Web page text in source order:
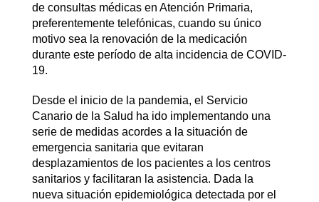
de consultas médicas en Atención Primaria,
preferentemente telefónicas, cuando su único
motivo sea la renovación de la medicación
durante este período de alta incidencia de COVID-
19.
Desde el inicio de la pandemia, el Servicio
Canario de la Salud ha ido implementando una
serie de medidas acordes a la situación de
emergencia sanitaria que evitaran
desplazamientos de los pacientes a los centros
sanitarios y facilitaran la asistencia. Dada la
nueva situación epidemiológica detectada por el